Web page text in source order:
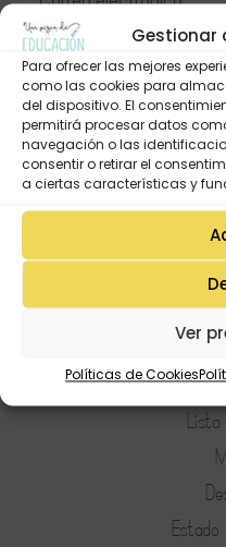
Gestionar
Para ofrecer las mejores
como las cookies para
del dispositivo. El
permitirá procesar datos
navegación o las
consentir o retirar el
a ciertas características y
Ver
Políticas de Cookies